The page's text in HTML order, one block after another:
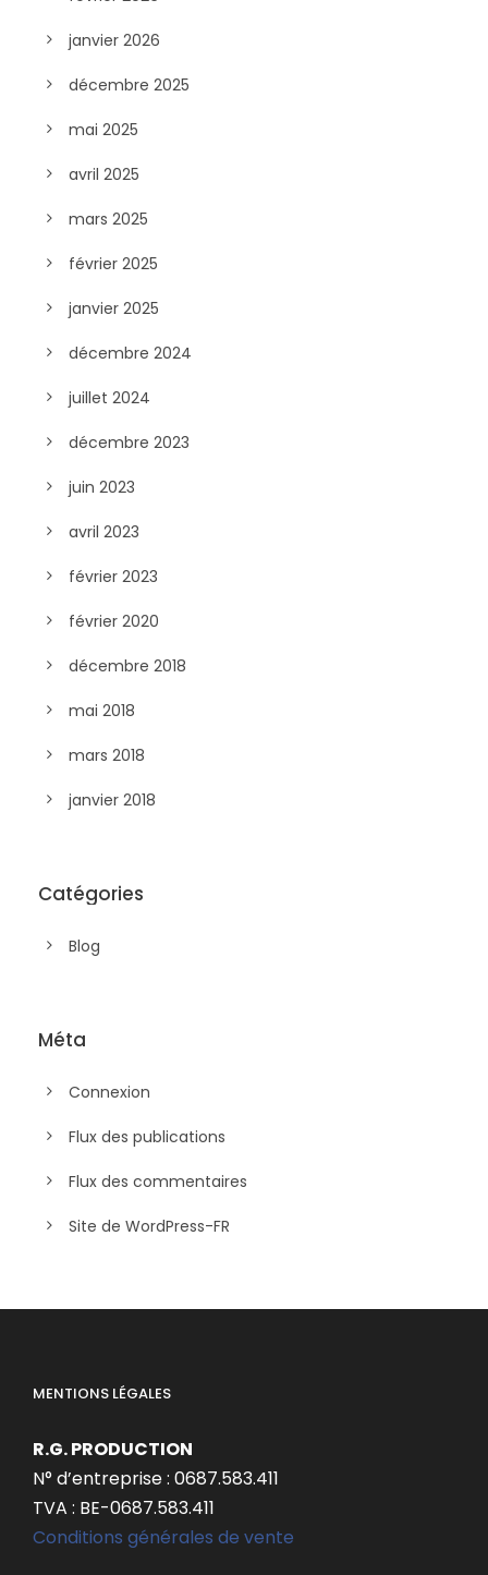
janvier 2026
décembre 2025
mai 2025
avril 2025
mars 2025
février 2025
janvier 2025
décembre 2024
juillet 2024
décembre 2023
juin 2023
avril 2023
février 2023
février 2020
décembre 2018
mai 2018
mars 2018
janvier 2018
Catégories
Blog
Méta
Connexion
Flux des publications
Flux des commentaires
Site de WordPress-FR
MENTIONS LÉGALES
R.G. PRODUCTION
N° d’entreprise : 0687.583.411
TVA : BE-0687.583.411
Conditions générales de vente